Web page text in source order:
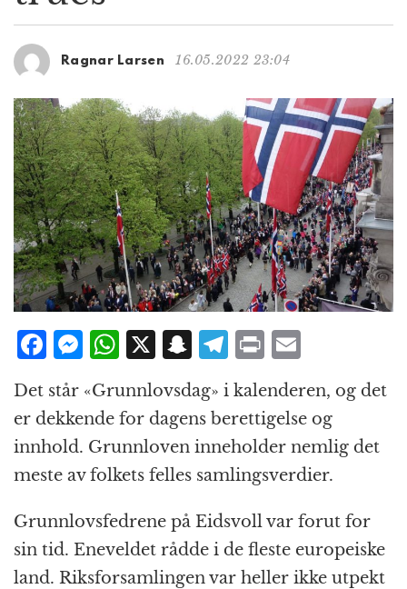
t
n
Ragnar Larsen 16.05.2022 23:04
F
c
e
b
o
o
k
M
ss
e
n
g
e
r
W
at
s
A
p
p
X S
a
p
c
h
at
T
el
e
g
r
a
m
P
ri
n
t
ai
l
Det står «Grunnlovsdag» i kalenderen, og det
er dekkende for dagens berettigelse og
innhold. Grunnloven inneholder nemlig det
meste av folkets felles samlingsverdier.
Grunnlovsfedrene på Eidsvoll var forut for
sin tid. Eneveldet rådde i de fleste europeiske
land. Riksforsamlingen var heller ikke utpekt